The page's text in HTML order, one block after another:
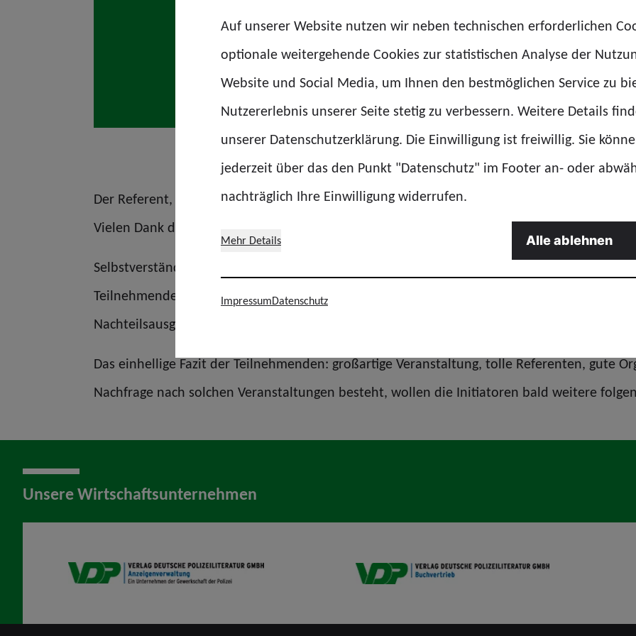
Auch die stabile
Wiederbelebung
geübt.
Der Referent, Herr Gieselmann, konnte allen anschaulich einen guten Wissensstand in
Vielen Dank dafür!
Selbstverständlich war auch für das leibliche Wohl gesorgt. Nach einem Grillvergnügen in
Teilnehmenden durch Michael Blanke (Kreisgruppe Nord der Bezirksgruppe Zoll) noch das
Nachteilsausgleiche nähergebracht.
Das einhellige Fazit der Teilnehmenden: großartige Veranstaltung, tolle Referenten, gute
Nachfrage nach solchen Veranstaltungen besteht, wollen die Initiatoren bald weitere
Unsere Wirtschaftsunternehmen
VDP AV VDP B
Auf unserer Website nutzen wir neben technischen erforderlichen
optionale weitergehende Cookies zur statistischen Analyse der
Website und Social Media, um Ihnen den bestmöglichen Service zu
Nutzererlebnis unserer Seite stetig zu verbessern. Weitere Details
unserer Datenschutzerklärung. Die Einwilligung ist freiwillig. Sie
jederzeit über das den Punkt "Datenschutz" im Footer an- oder
nachträglich Ihre Einwilligung widerrufen.
Mehr Details Alle ablehnen
ImpressumDatenschutz